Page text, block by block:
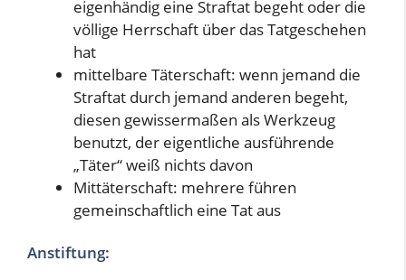
eigenhändig eine Straftat begeht oder die
völlige Herrschaft über das Tatgeschehen
hat
mittelbare Täterschaft: wenn jemand die
Straftat durch jemand anderen begeht,
diesen gewissermaßen als Werkzeug
benutzt, der eigentliche ausführende
„Täter“ weiß nichts davon
Mittäterschaft: mehrere führen
gemeinschaftlich eine Tat aus
Anstiftung: